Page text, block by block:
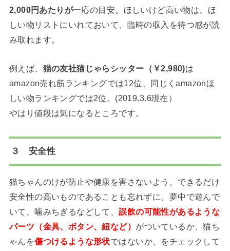
2,000円あたりが一応の目安。ほしいけど高い物は、ほ
しい物リストにいれておいて、臨時の収入を待つ感が読
み取れます。
例えば、 猫の友社猫じゃらシッター（￥2,980)は
amazon売れ筋ランキングでは12位、同じくamazonほ
しい物ランキングでは2位。(2019.3.6現在）
やはり値段は気になるところです。
３ 安全性
猫ちゃんのけが防止や健康を害さないよう、できるだけ
安全性の高いものであることも忘れずに。夢中で遊んで
いて、噛みちぎるなどして、誤飲の可能性があるような
パーツ（金具、ボタン、紐など） がついているか、猫ち
ゃんを傷つけるような形状ではないか、をチェックして